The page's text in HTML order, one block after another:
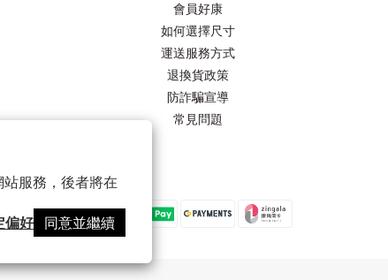
站服務，後者將在
偏好 同意並繼續
會員好康
如何選擇尺寸
運送服務方式
退換貨政策
防詐騙宣導
常見問題